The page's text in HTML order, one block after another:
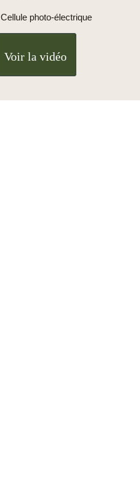
Cellule photo-électrique
Voir la vidéo